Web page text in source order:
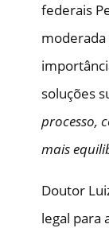
federais
moderada
soluções
processo,
mais
Doutor
legal para